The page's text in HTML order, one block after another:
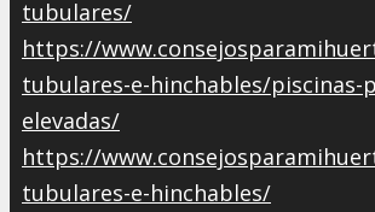
tubulares/
https://
tubulares-e-hinchables/piscinas-
elevadas/
https://
tubulares-e-hinchables/